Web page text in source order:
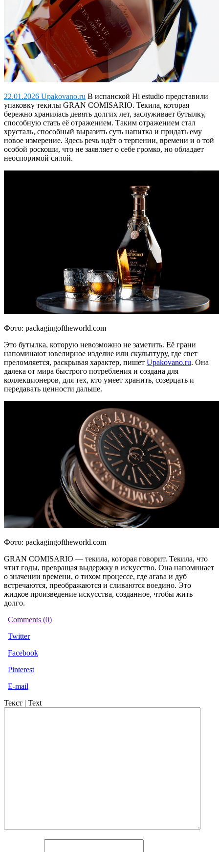
22.01.2026 Upakovano.ru В испанской Hi estudio представили
упаковку текилы GRAN COMISARIO. Текила, которая
бережно хранилась девять долгих лет, заслуживает бутылку,
способную стать её отражением. Таким отражением стал
хрусталь, способный выразить суть напитка и придать ему
новое измерение. Здесь речь идёт о терпении, времени и о той
особой роскоши, что не заявляет о себе громко, но обладает
неоспоримой силой.
Фото: packagingoftheworld.com
Это бутылка, которую невозможно не заметить. Её грани
напоминают ювелирное изделие или скульптуру, где свет
преломляется, раскрывая характер, пишет Upakovano.ru. Она
далека от мира быстрого потребления и создана для
коллекционеров, для тех, кто умеет хранить, созерцать и
передавать ценности дальше.
Фото: packagingoftheworld.com
GRAN COMISARIO — текила, которая говорит. Текила, что
чтит годы, превращая выдержку в искусство. Она напоминает
о значении времени, о тихом процессе, где агава и дуб
встречаются, преображаются и сливаются воедино. Это
жидкое произведение искусства, созданное, чтобы жить
долго.
Comments (0)
Twitter
Facebook
Pinterest
E-mail
Текст | Text